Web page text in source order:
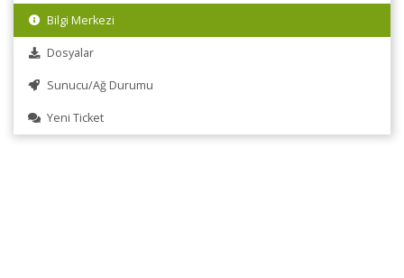
Bilgi Merkezi
Dosyalar
Sunucu/Ağ Durumu
Yeni Ticket